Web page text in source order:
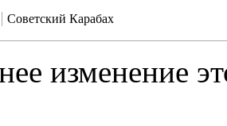
Советский Карабах
изменение